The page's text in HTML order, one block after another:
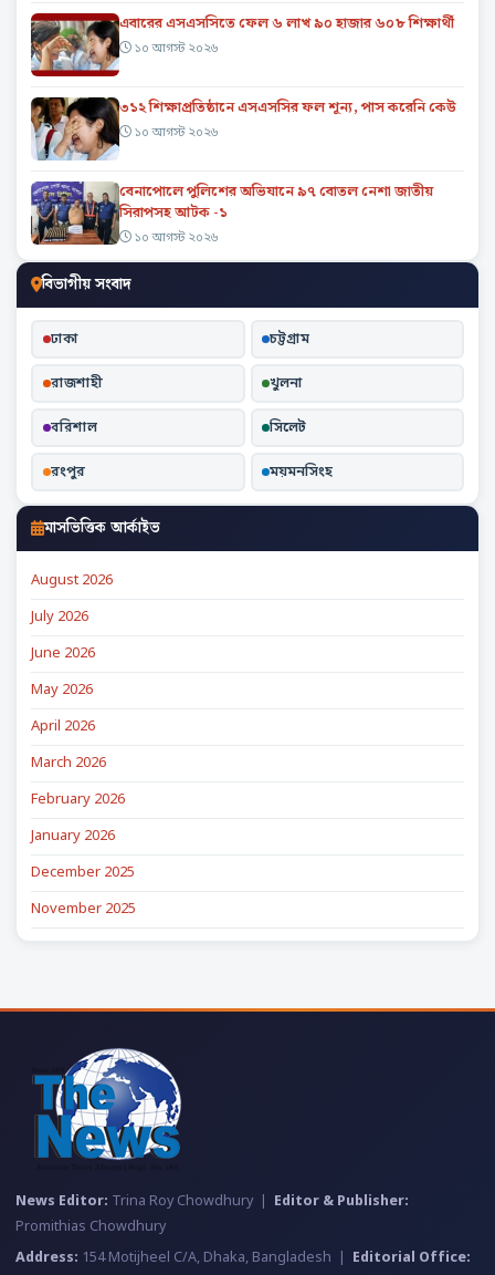
এবারের এসএসসিতে ফেল ৬ লাখ ৯০ হাজার ৬০৮ শিক্ষার্থী
১০ আগস্ট ২০২৬
৩১২ শিক্ষাপ্রতিষ্ঠানে এসএসসির ফল শূন্য, পাস করেনি কেউ
১০ আগস্ট ২০২৬
বেনাপোলে পুলিশের অভিযানে ৯৭ বোতল নেশা জাতীয়
সিরাপসহ আটক -১
১০ আগস্ট ২০২৬
বিভাগীয় সংবাদ
ঢাকা চট্টগ্রাম
রাজশাহী খুলনা
বরিশাল সিলেট
রংপুর ময়মনসিংহ
মাসভিত্তিক আর্কাইভ
August 2026
July 2026
June 2026
May 2026
April 2026
March 2026
February 2026
January 2026
December 2025
November 2025
News Editor: Trina Roy Chowdhury | Editor & Publisher:
Promithias Chowdhury
Address: 154 Motijheel C/A, Dhaka, Bangladesh | Editorial Office: